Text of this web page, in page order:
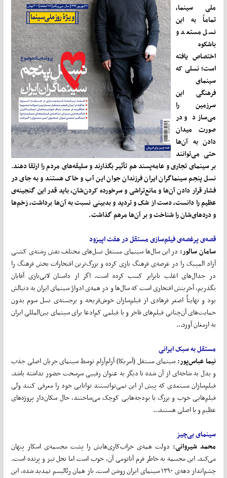
ملی سینما،
تماماً به این
نسل مستعد و
باشکوه
اختصاص یافته
است؛ نسلی که
سینمای
فرهنگی این
سرزمین را
میسازد و در
صورت میدان
دادن به آنها
حتی میتوانند
بر سینمای تجاری و عامهپسند هم تأثیر بگذارند و سلیقههای مردم را ارتقا دهند.
نسل پنجم سینماگران ایران فرزندان جوان این آب و خاک هستند و به جای در
فشار قرار دادن آنها و مانعتراشی و سرخورده کردنشان، باید قدر این گنجینه‌ی
عظیم را دانست، دست از شک و تردید و بدبینی نسبت به آنها برداشت، زخمها
و دردهایشان را شناخت و بر آنها مرهم گذاشت.
قصه‌ی پرغصه‌ی فیلم‌سازی مستقل در هفت اپیزود
سامان سالور:در این سال‌ها سینمای مستقل نسل‌های مختلف نقش رشته‌ی کشتی
آزاد المپیک را در عرصه‌ی فرهنگ بازی کرده و بزرگ‌ترین افتخارات بخش فرهنگ را
در جدال‌های اغلب نابرابر کسب کرده است. اگر از داستان لابی‌بازی آقایان
بگذریم، آخرینش افتخاری است که سال‌ها و در همه‌ی ادوارْ سینمای ایران به دنبالش
بود و نهایتاً اصغر فرهادی از فیلم‌سازان خوش‌قریحه و برجسته‌ی نسل سوم بدون
حمایت‌های آن‌چنانی فیلم‌های فاخر و با فیلمی کم‌ادعا برای سینمای بین‌المللی ایران
به ارمغان آورد...
مستقل به سبک ایرانی
نیما عباس‌پور:سینمای مستقل (آمریکا) آرام‌آرام توسط سینمای جریان اصلی جذب
و بدل به شاخه‌ای از آن شده تا دیگر به عنوان رقیبی سرسخت حضور نداشته باشد.
فیلم‌سازان مستعدی که پیش از این نمی‌توانستند توانایی خود را معرفی کنند ولی
فیلم‌هایی خوب و بزرگ با بودجه‌هایی کوچک می‌ساختند، حال سکان‌دار پروژه‌های
عظیم و یا اصلی هستند...
سینمای بی‌چیز
محمد شیروانی: دولت همه‌ی خراب‌کاری‌هایش را پشت مجسمه‌ی ‌اسکار‌ پنهان
می‌کند. این مجسمه به‌ خاطر فرم آناتومی آن، خوب است اما نخل تیز و بِرنده است.
چشم‌انداز دهه‌ی ۱۳۹۰ سینمای ایران روشن است. باز‌‌ همان رئالیسم تمدید شده، این